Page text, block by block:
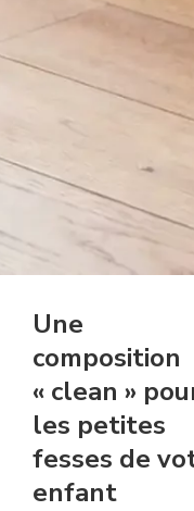
Une
composition
« clean »
les petites
fesses de
enfant